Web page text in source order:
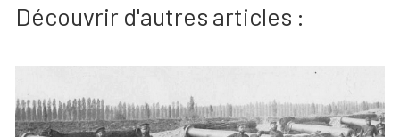
Découvrir d'autres articles :